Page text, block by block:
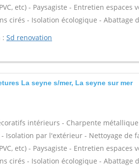
etc) - Paysagiste - Entretien
cirés - Isolation écologique - Abattage
: Sd renovation
La seyne s/mer, La seyne sur mer
intérieurs - Charpente
Isolation par l'extérieur - Nettoyage de
etc) - Paysagiste - Entretien
cirés - Isolation écologique - Abattage